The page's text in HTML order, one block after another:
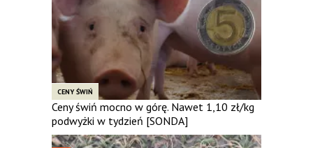
CENY ŚWIŃ
Ceny świń mocno w górę. Nawet 1,10 zł/kg
podwyżki w tydzień [SONDA]